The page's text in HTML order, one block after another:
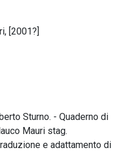
[2001?]
Sturno. - Quaderno di
Mauri stag.
e adattamento di